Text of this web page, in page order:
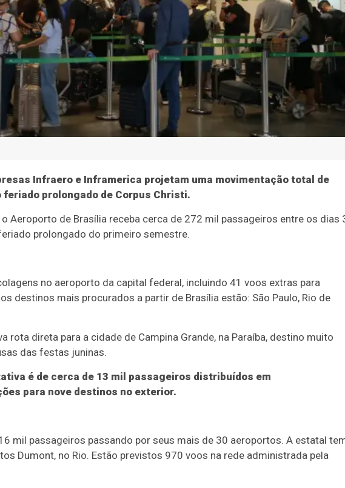
Infraero e Inframerica projetam uma movimentação total de
prolongado de Corpus Christi.
Aeroporto de Brasília receba cerca de 272 mil passageiros entre os dias
prolongado do primeiro semestre.
no aeroporto da capital federal, incluindo 41 voos extras para
destinos mais procurados a partir de Brasília estão: São Paulo, Rio de
rota direta para a cidade de Campina Grande, na Paraíba, destino muito
das festas juninas.
é de cerca de 13 mil passageiros distribuídos em
para nove destinos no exterior.
mil passageiros passando por seus mais de 30 aeroportos. A estatal
Dumont, no Rio. Estão previstos 970 voos na rede administrada pela